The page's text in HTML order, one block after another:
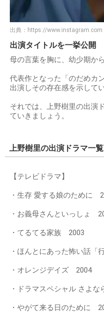
出典： https://www.instagram.com
出演タイトルを一挙公開
母の言葉を胸に、幼少期か
代表作となった「のだめカ
出演しその存在感を示してい
それでは、上野樹里の出演
ていきましょう。
上野樹里の出演ドラマ一覧
【テレビドラマ】
・生存 愛する娘のために
・お義母さんといっしょ
・てるてる家族 2003
・ほんとにあった怖い話
・オレンジデイズ 2004
・ドラマスペシャル さよ
・やがて来る日のために